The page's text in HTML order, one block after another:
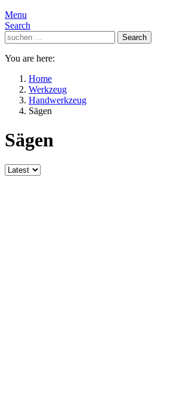
Menu
Search
Search
for:
Search
You are here:
Home
Werkzeug
Handwerkzeug
Sägen
Sägen